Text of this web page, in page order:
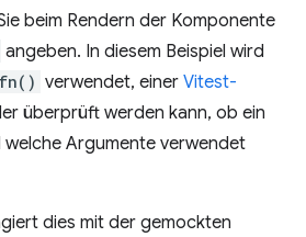
beim Rendern der Komponente
angeben. In diesem Beispiel wird
verwendet, einer Vitest-
überprüft werden kann, ob ein
Argumente verwendet
dies mit der gemockten